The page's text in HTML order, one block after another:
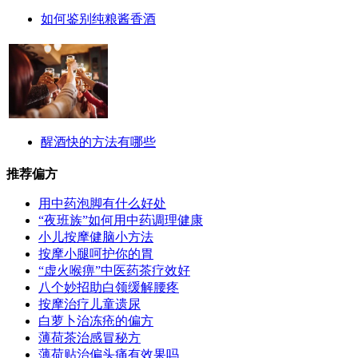
如何鉴别纯粮酱香酒
醒酒快的方法有哪些
推荐偏方
用中药泡脚有什么好处
“夜班族”如何用中药调理健康
小儿按摩健脑小方法
按摩小腿呵护你的胃
“虚火喉痹”中医药茶疗效好
八个妙招助白领缓解腰疼
按摩治疗儿童遗尿
白萝卜治冻疮的偏方
薄荷茶治感冒秘方
薄荷贴治偏头痛有效果吗